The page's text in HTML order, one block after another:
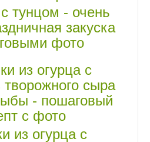
тунцом - очень
закуска
фото
из огурца с